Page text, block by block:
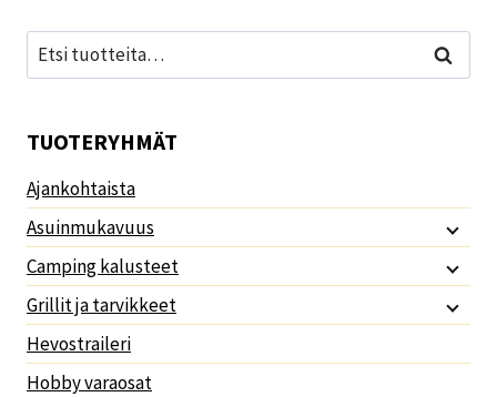
Etsi: Haku
TUOTERYHMÄT
Ajankohtaista
Asuinmukavuus
Camping kalusteet
Grillit ja tarvikkeet
Hevostraileri
Hobby varaosat